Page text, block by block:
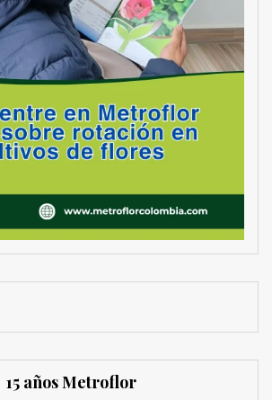
15 años Metroflor